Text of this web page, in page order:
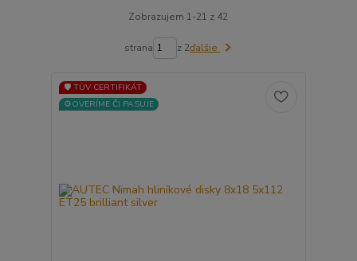
Zobrazujem 1-21 z 42
strana z 2ďalšie
🛡️ TÜV CERTIFIKÁT
⚙️OVERÍME ČI PASUJE